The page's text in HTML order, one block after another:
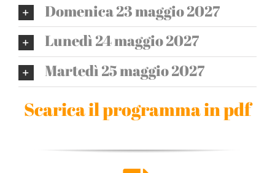
Domenica 23 maggio 2027
Lunedì 24 maggio 2027
Martedì 25 maggio 2027
Scarica il programma in pdf